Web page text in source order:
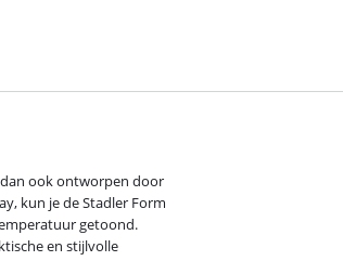
dan ook ontworpen door
kun je de Stadler Form
getoond.
en stijlvolle